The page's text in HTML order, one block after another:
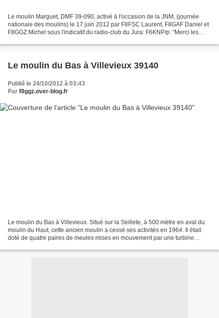
Le moulin Marguet, DMF 39-090, activé à l'occasion de la JNM, (journée
nationale des moulins) le 17 juin 2012 par F8FSC Laurent, F8GAF Daniel et
F8GGZ Michel sous l'indicatif du radio-club du Jura: F6KNP/p. "Merci les
Le moulin du Bas à Villevieux 39140
Publié le 24/10/2012 à 03:43
Par f8ggz.over-blog.fr
Le moulin du Bas à Villevieux. Situé sur la Seillete, à 500 mètre en aval du
moulin du Haut, cette ancien moulin a cessé ses activités en 1964. Il était
doté de quatre paires de meules mises en mouvement par une turbine